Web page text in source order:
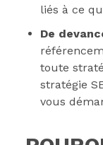
liés à ce
De
toute
stratégie
vous